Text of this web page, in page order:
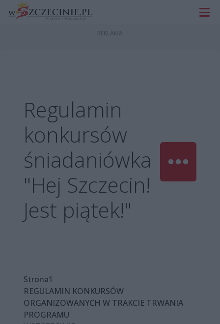
Regulamin
konkursów
śniadaniówka
"Hej Szczecin!
Jest piątek!"
Strona1
REGULAMIN KONKURSÓW
ORGANIZOWANYCH W TRAKCIE TRWANIA
PROGRAMU